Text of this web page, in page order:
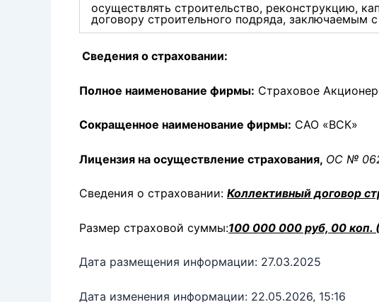
осуществлять строительство, реконструкцию,
договору строительного подряда, заключаемым
Сведения о страховании:
Полное наименование фирмы: Страховое
Сокращенное наименование фирмы: САО «ВСК»
Лицензия на осуществление страхования, ОС №
Сведения о страховании: Коллективный договор
Размер страховой суммы:100 000 000 руб, 00 коп.
Дата размещения информации: 27.03.2025
Дата изменения информации: 22.05.2026, 15:16